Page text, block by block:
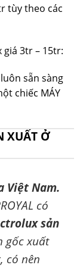
tùy theo các
giá 3tr – 15tr:
luôn sẵn sàng
chiếc MÁY
XUẤT Ở
Việt Nam.
có
sản
gốc xuất
có nên